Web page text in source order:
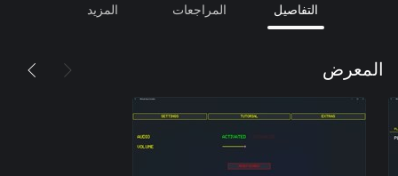
التفاصيل المراجعات المزيد
المعرض